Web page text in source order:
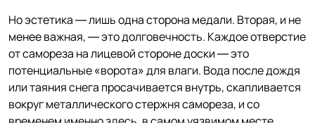
Но эстетика — лишь одна сторона медали. Вторая, и не
менее важная, — это долговечность. Каждое отверстие
от самореза на лицевой стороне доски — это
потенциальные «ворота» для влаги. Вода после дождя
или таяния снега просачивается внутрь, скапливается
вокруг металлического стержня самореза, и со